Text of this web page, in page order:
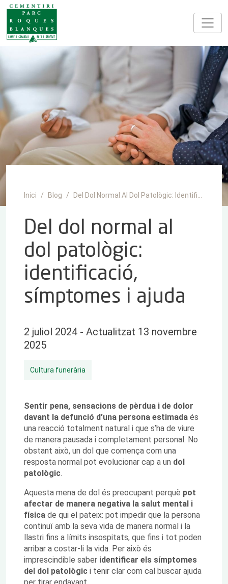
Inici Blog Del Dol Normal Al Dol Patològic: Identificació, Símptomes i Ajuda
Del dol normal al
dol patològic:
identificació,
símptomes i ajuda
2 juliol 2024 - Actualitzat 13 novembre
2025
Cultura funerària
Sentir pena, sensacions de pèrdua i de dolor
davant la defunció d’una persona estimada és
una reacció totalment natural i que s’ha de viure
de manera pausada i completament personal. No
obstant això, un dol que comença com una
resposta normal pot evolucionar cap a un dol
patològic.
Aquesta mena de dol és preocupant perquè pot
afectar de manera negativa la salut mental i
física de qui el pateix: pot impedir que la persona
continuï amb la seva vida de manera normal i la
llastri fins a límits insospitats, que fins i tot poden
arribar a costar-li la vida. Per això és
imprescindible saber identificar els símptomes
del dol patològic i tenir clar com cal buscar ajuda
per tirar endavant.